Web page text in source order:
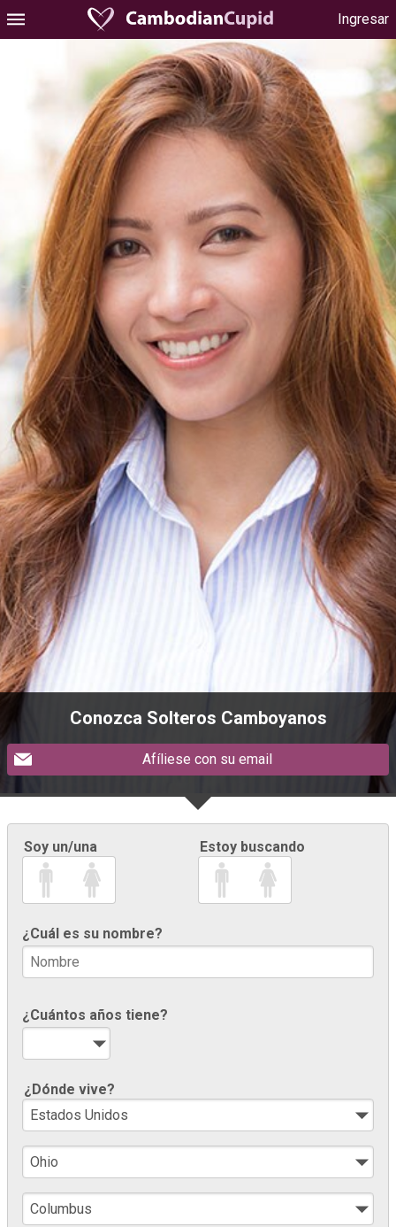
Ingresar
Conozca Solteros Camboyanos
Afíliese con su email
Soy un/una Estoy buscando
¿Cuál es su nombre?
¿Cuántos años tiene?
¿Dónde vive?